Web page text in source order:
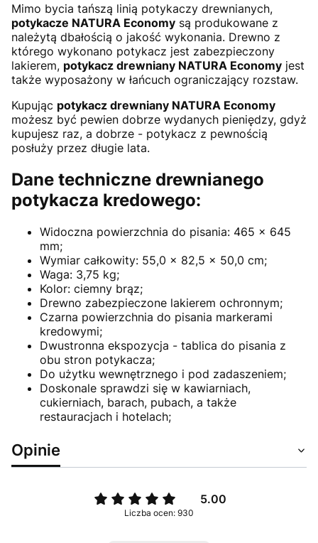
Mimo bycia tańszą linią potykaczy drewnianych,
potykacze NATURA Economy są produkowane z
należytą dbałością o jakość wykonania. Drewno z
którego wykonano potykacz jest zabezpieczony
lakierem, potykacz drewniany NATURA Economy jest
także wyposażony w łańcuch ograniczający rozstaw.
Kupując potykacz drewniany NATURA Economy
możesz być pewien dobrze wydanych pieniędzy, gdyż
kupujesz raz, a dobrze - potykacz z pewnością
posłuży przez długie lata.
Dane techniczne drewnianego
potykacza kredowego:
Widoczna powierzchnia do pisania: 465 x 645
mm;
Wymiar całkowity: 55,0 x 82,5 x 50,0 cm;
Waga: 3,75 kg;
Kolor: ciemny brąz;
Drewno zabezpieczone lakierem ochronnym;
Czarna powierzchnia do pisania markerami
kredowymi;
Dwustronna ekspozycja - tablica do pisania z
obu stron potykacza;
Do użytku wewnętrznego i pod zadaszeniem;
Doskonale sprawdzi się w kawiarniach,
cukierniach, barach, pubach, a także
restauracjach i hotelach;
Opinie
5.00
Liczba ocen: 930